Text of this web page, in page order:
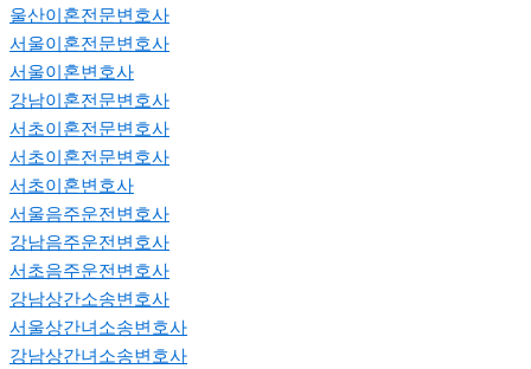
울산이혼전문변호사
서울이혼전문변호사
서울이혼변호사
강남이혼전문변호사
서초이혼전문변호사
서초이혼전문변호사
서초이혼변호사
서울음주운전변호사
강남음주운전변호사
서초음주운전변호사
강남상간소송변호사
서울상간녀소송변호사
강남상간녀소송변호사